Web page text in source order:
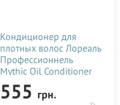
Кондиционер для
плотных волос Лореаль
Профессионнель
Mythic Oil Conditioner
for Thick Hair L'Oreal
Professionnel 200 мл
555 грн.